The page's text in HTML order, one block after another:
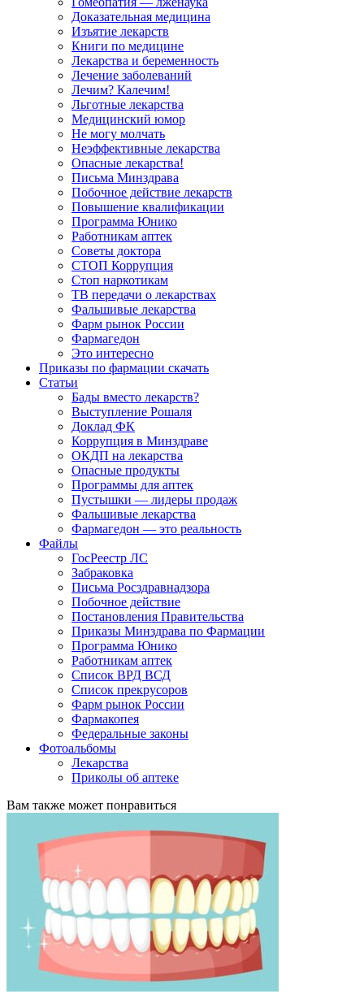
Доказательная медицина
Изъятие лекарств
Книги по медицине
Лекарства и беременность
Лечение заболеваний
Лечим? Калечим!
Льготные лекарства
Медицинский юмор
Не могу молчать
Неэффективные лекарства
Опасные лекарства!
Письма Минздрава
Побочное действие лекарств
Повышение квалификации
Программа Юнико
Работникам аптек
Советы доктора
СТОП Коррупция
Стоп наркотикам
ТВ передачи о лекарствах
Фальшивые лекарства
Фарм рынок России
Фармагедон
Это интересно
Приказы по фармации скачать
Статьи
Бады вместо лекарств?
Выступление Рошаля
Доклад ФК
Коррупция в Минздраве
ОКДП на лекарства
Опасные продукты
Программы для аптек
Пустышки — лидеры продаж
Фальшивые лекарства
Фармагедон — это реальность
Файлы
ГосРеестр ЛС
Забраковка
Письма Росздравнадзора
Побочное действие
Постановления Правительства
Приказы Минздрава по Фармации
Программа Юнико
Работникам аптек
Список ВРД ВСД
Список прекрусоров
Фарм рынок России
Фармакопея
Федеральные законы
Фотоальбомы
Лекарства
Приколы об аптеке
Вам также может понравиться